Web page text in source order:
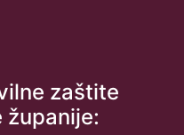
zaštite
županije: